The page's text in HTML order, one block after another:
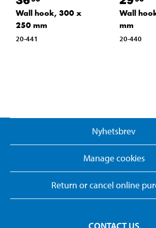
Wall hook, 300 x
250 mm
20-441
Wall
mm
20-440
Nyhetsbrev
Manage cookies
Return or cancel online